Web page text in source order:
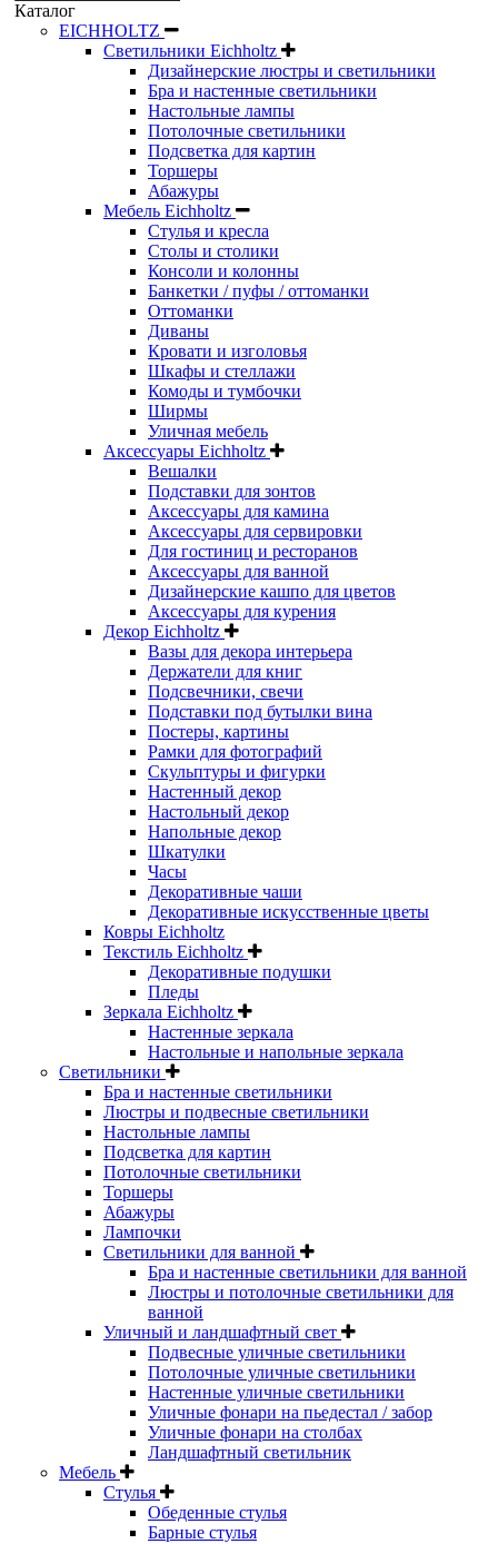
Каталог
EICHHOLTZ
Светильники Eichholtz
Дизайнерские люстры и светильники
Бра и настенные светильники
Настольные лампы
Потолочные светильники
Подсветка для картин
Торшеры
Абажуры
Мебель Eichholtz
Стулья и кресла
Столы и столики
Консоли и колонны
Банкетки / пуфы / оттоманки
Оттоманки
Диваны
Кровати и изголовья
Шкафы и стеллажи
Комоды и тумбочки
Ширмы
Уличная мебель
Аксессуары Eichholtz
Вешалки
Подставки для зонтов
Аксессуары для камина
Аксессуары для сервировки
Для гостиниц и ресторанов
Аксессуары для ванной
Дизайнерские кашпо для цветов
Аксессуары для курения
Декор Eichholtz
Вазы для декора интерьера
Держатели для книг
Подсвечники, свечи
Подставки под бутылки вина
Постеры, картины
Рамки для фотографий
Скульптуры и фигурки
Настенный декор
Настольный декор
Напольные декор
Шкатулки
Часы
Декоративные чаши
Декоративные искусственные цветы
Ковры Eichholtz
Текстиль Eichholtz
Декоративные подушки
Пледы
Зеркала Eichholtz
Настенные зеркала
Настольные и напольные зеркала
Светильники
Бра и настенные светильники
Люстры и подвесные светильники
Настольные лампы
Подсветка для картин
Потолочные светильники
Торшеры
Абажуры
Лампочки
Светильники для ванной
Бра и настенные светильники для ванной
Люстры и потолочные светильники для
ванной
Уличный и ландшафтный свет
Подвесные уличные светильники
Потолочные уличные светильники
Настенные уличные светильники
Уличные фонари на пьедестал / забор
Уличные фонари на столбах
Ландшафтный светильник
Мебель
Стулья
Обеденные стулья
Барные стулья